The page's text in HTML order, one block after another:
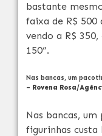
bastante
faixa de R$
vendo a R$
150”.
Nas bancas, um
– Rovena Rosa/
Nas bancas,
figurinhas custa